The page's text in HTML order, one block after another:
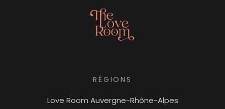
RÉGIONS
Love Room Auvergne-Rhône-Alpes